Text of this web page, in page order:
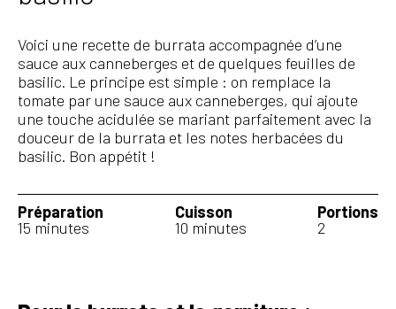
Voici une recette de burrata accompagnée d’une
sauce aux canneberges et de quelques feuilles de
basilic. Le principe est simple : on remplace la
tomate par une sauce aux canneberges, qui ajoute
une touche acidulée se mariant parfaitement avec la
douceur de la burrata et les notes herbacées du
basilic. Bon appétit !
Préparation
15 minutes
Cuisson
10 minutes
Portions
2